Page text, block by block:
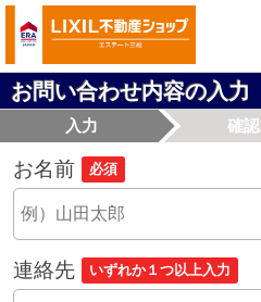
お問い合わせ内容の入力
入力 確認
お名前 必須
連絡先 いずれか１つ以上入力